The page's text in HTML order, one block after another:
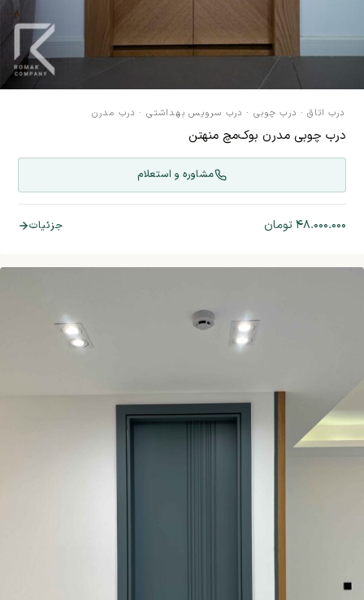
درب اتاق· درب چوبی · درب سرویس بهداشتی · درب مدرن
درب چوبی مدرن بوک‌مچ منهتن
مشاوره و استعلام
۴۸.۰۰۰.۰۰۰ تومان جزئیات